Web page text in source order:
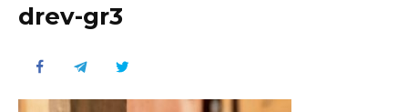
drev-gr3